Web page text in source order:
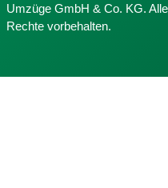
Umzüge GmbH & Co. KG. Alle
Rechte vorbehalten.